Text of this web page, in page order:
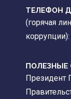
ТЕЛЕФОН
(горячая
ПОЛЕЗНЫЕ